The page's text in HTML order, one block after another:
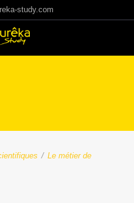
study.com
/ Le métier de